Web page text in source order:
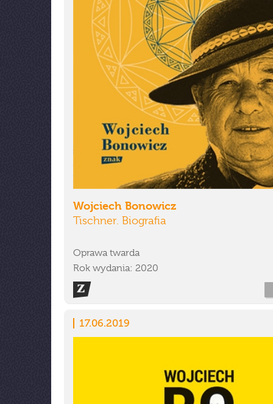
Wojciech Bonowicz
Tischner. Biografia
Oprawa twarda
Rok wydania: 2020
17.06.2019